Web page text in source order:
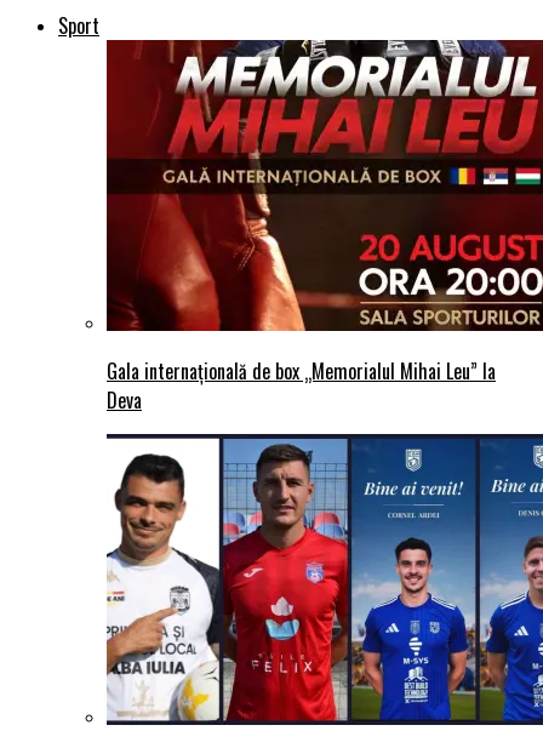
Sport
Gala internațională de box „Memorialul Mihai Leu” la
Deva